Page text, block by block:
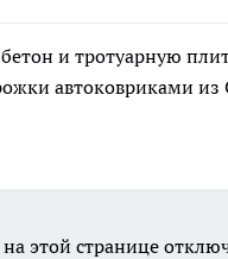
и тротуарную
автоковриками из
этой странице